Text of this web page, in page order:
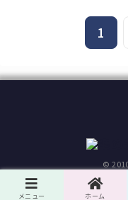
1
©
メニュー ホーム